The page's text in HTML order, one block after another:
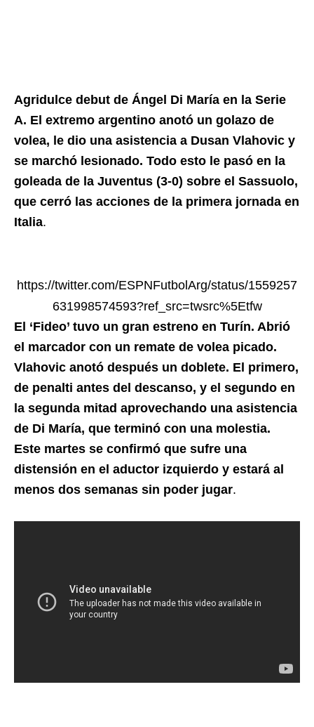
Agridulce debut de Ángel Di María en la Serie
A. El extremo argentino anotó un golazo de
volea, le dio una asistencia a Dusan Vlahovic y
se marchó lesionado. Todo esto le pasó en la
goleada de la Juventus (3-0) sobre el Sassuolo,
que cerró las acciones de la primera jornada en
Italia.
https://twitter.com/ESPNFutbolArg/status/1559257
631998574593?ref_src=twsrc%5Etfw
El ‘Fideo’ tuvo un gran estreno en Turín. Abrió
el marcador con un remate de volea picado.
Vlahovic anotó después un doblete. El primero,
de penalti antes del descanso, y el segundo en
la segunda mitad aprovechando una asistencia
de Di María, que terminó con una molestia.
Este martes se confirmó que sufre una
distensión en el aductor izquierdo y estará al
menos dos semanas sin poder jugar.